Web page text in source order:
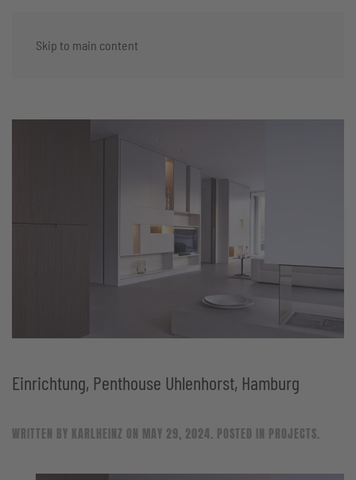
Skip to main content
Einrichtung, Penthouse Uhlenhorst, Hamburg
WRITTEN BY KARLHEINZ ON MAY 29, 2024. POSTED IN PROJECTS.